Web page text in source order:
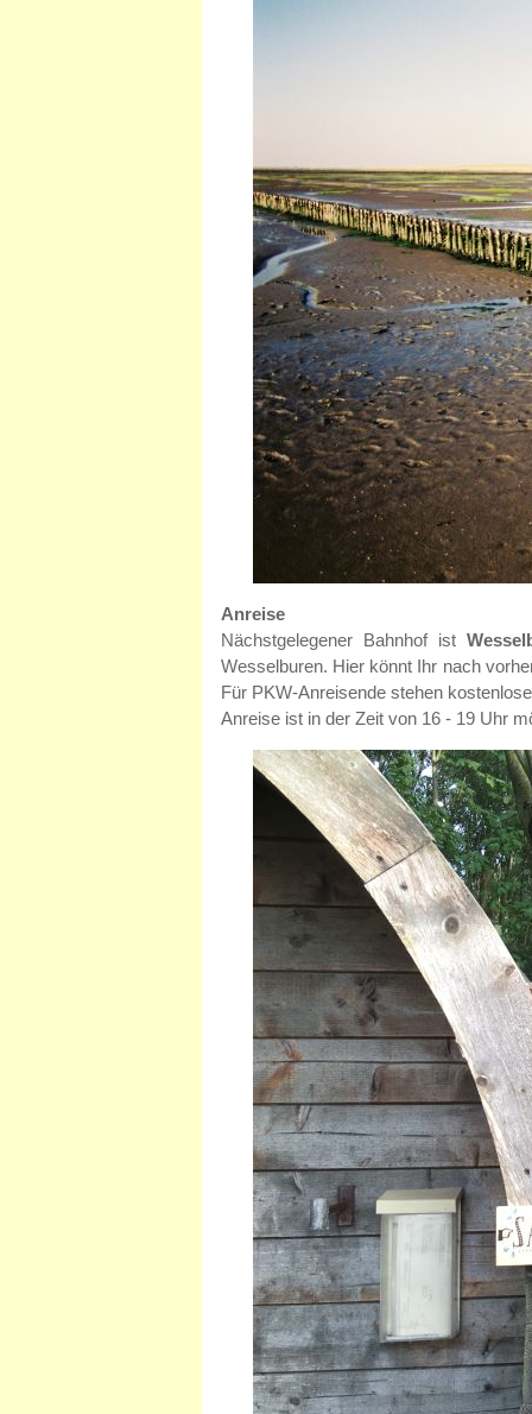
Anreise
Nächstgelegener Bahnhof ist
Wesselburen. Hier könnt Ihr nach
Für PKW-Anreisende stehen
Anreise ist in der Zeit von 16 - 19 Uhr